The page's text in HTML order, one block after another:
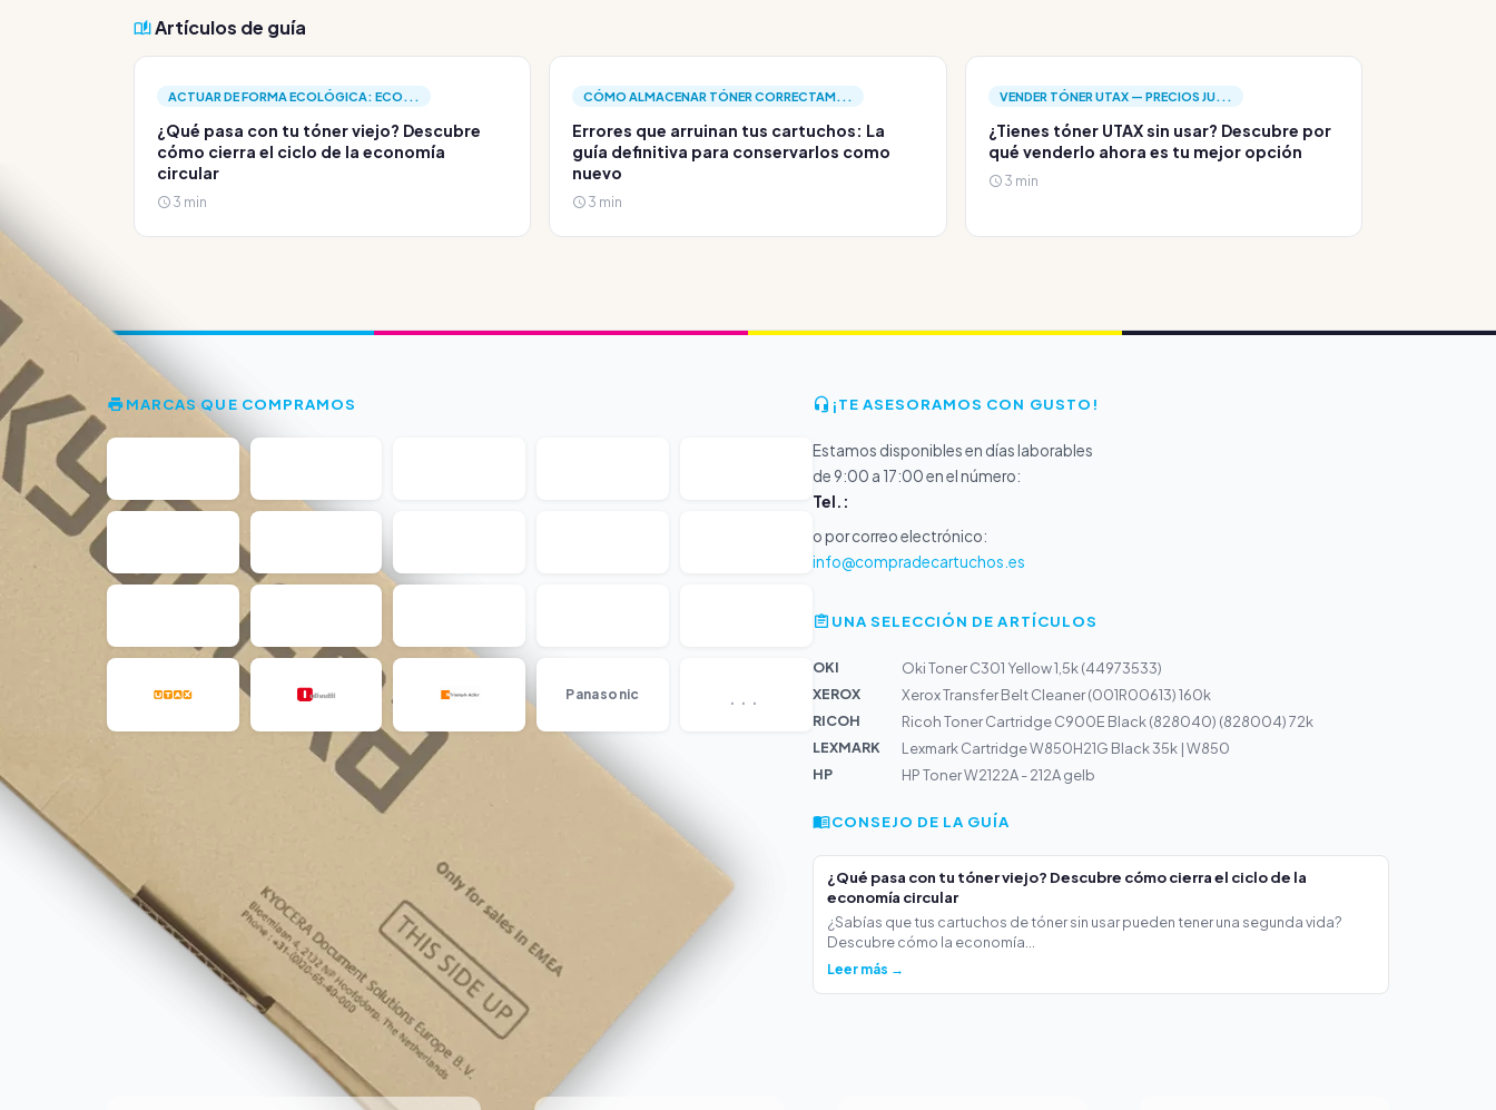
Artículos de guía
ACTUAR DE FORMA ECOLÓGICA: ECO...
¿Qué pasa con tu tóner viejo? Descubre
cómo cierra el ciclo de la economía
circular
3 min
CÓMO ALMACENAR TÓNER CORRECTAM...
Errores que arruinan tus cartuchos: La
guía definitiva para conservarlos como
nuevo
3 min
VENDER TÓNER UTAX — PRECIOS JU...
¿Tienes tóner UTAX sin usar? Descubre por
qué venderlo ahora es tu mejor opción
3 min
MARCAS QUE COMPRAMOS
Panasonic ...
¡TE ASESORAMOS CON GUSTO!
Estamos disponibles en días laborables
de 9:00 a 17:00 en el número:
Tel.:
o por correo electrónico:
info@compradecartuchos.es
UNA SELECCIÓN DE ARTÍCULOS
OKI
Oki Toner C301 Yellow 1,5k (44973533)
XEROX
Xerox Transfer Belt Cleaner (001R00613) 160k
RICOH
Ricoh Toner Cartridge C900E Black (828040) (828004) 72k
LEXMARK
Lexmark Cartridge W850H21G Black 35k | W850
HP
HP Toner W2122A - 212A gelb
CONSEJO DE LA GUÍA
¿Qué pasa con tu tóner viejo? Descubre cómo cierra el ciclo de la
economía circular
¿Sabías que tus cartuchos de tóner sin usar pueden tener una segunda vida?
Descubre cómo la economía...
Leer más →